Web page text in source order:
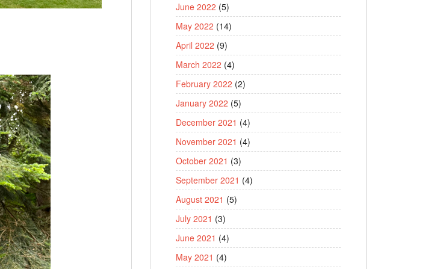
June 2022 (5)
May 2022 (14)
April 2022 (9)
March 2022 (4)
February 2022 (2)
January 2022 (5)
December 2021 (4)
November 2021 (4)
October 2021 (3)
September 2021 (4)
August 2021 (5)
July 2021 (3)
June 2021 (4)
May 2021 (4)